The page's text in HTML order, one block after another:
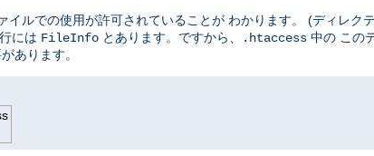
イルでの使用が許可されていることが わかります。 (ディレク
には FileInfo とあります。ですから、 .htaccess 中の この
あります。